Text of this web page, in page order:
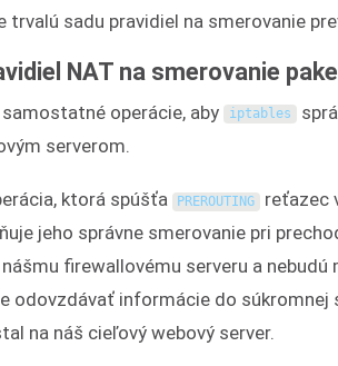
trvalú sadu pravidiel na smerovanie
NAT na smerovanie
operácie, aby iptables
serverom.
ktorá spúšťa PREROUTING
reťazec
jeho správne smerovanie pri
firewallovému serveru a
odovzdávať informácie do súkromnej
na náš cieľový webový server.